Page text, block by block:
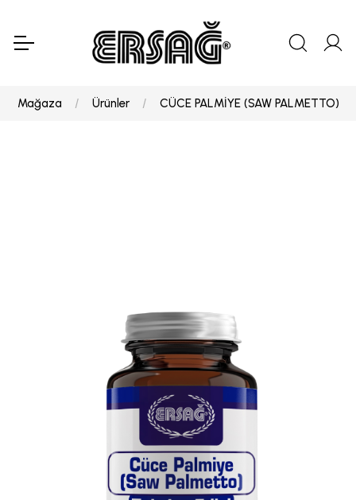
Mağaza Ürünler CÜCE PALMİYE (SAW PALMETTO)